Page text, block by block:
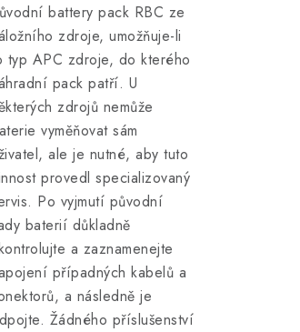
battery pack RBC ze
zdroje, umožňuje-li
typ APC zdroje, do kterého
pack patří. U
zdrojů nemůže
vyměňovat sám
ale je nutné, aby tuto
provedl specializovaný
Po vyjmutí původní
baterií důkladně
a zaznamenejte
případných kabelů a
a následně je
Žádného příslušenství